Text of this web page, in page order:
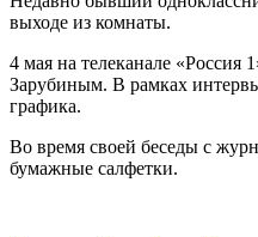
выходе из комнаты.
4 мая на телеканале
Зарубиным. В рамках
графика.
Во время своей беседы с
бумажные салфетки.